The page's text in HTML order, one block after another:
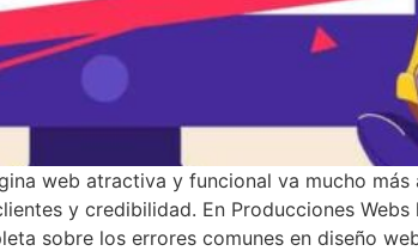
web atractiva y funcional va mucho
y credibilidad. En Producciones
sobre los errores comunes en diseño